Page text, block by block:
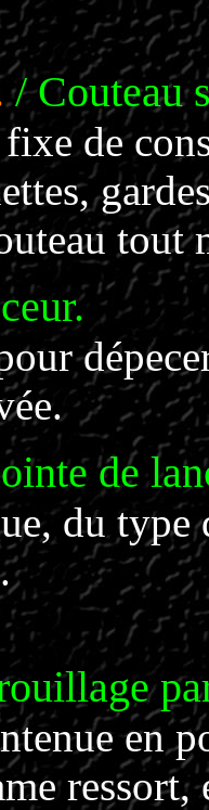
/ Couteau
de
tout
de
du type
en